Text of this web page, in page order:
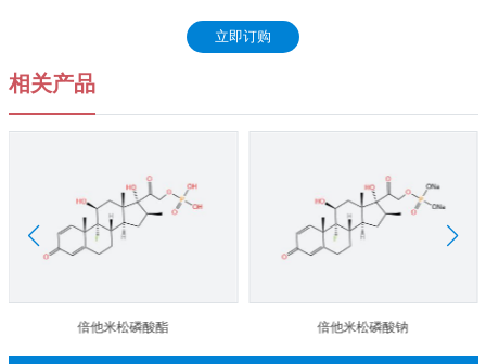
立即订购
相关产品
倍他米松磷酸酯 倍他米松磷酸钠